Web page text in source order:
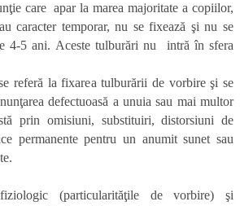
care apar la marea majoritate a copiilor,
caracter temporar, nu se fixează şi nu se
4-5 ani. Aceste tulburări nu intră în sfera
referă la fixarea tulburării de vorbire şi se
defectuoasă a unuia sau mai multor
prin omisiuni, substituiri, distorsiuni de
permanente pentru un anumit sunet sau
(particularităţile de vorbire) şi